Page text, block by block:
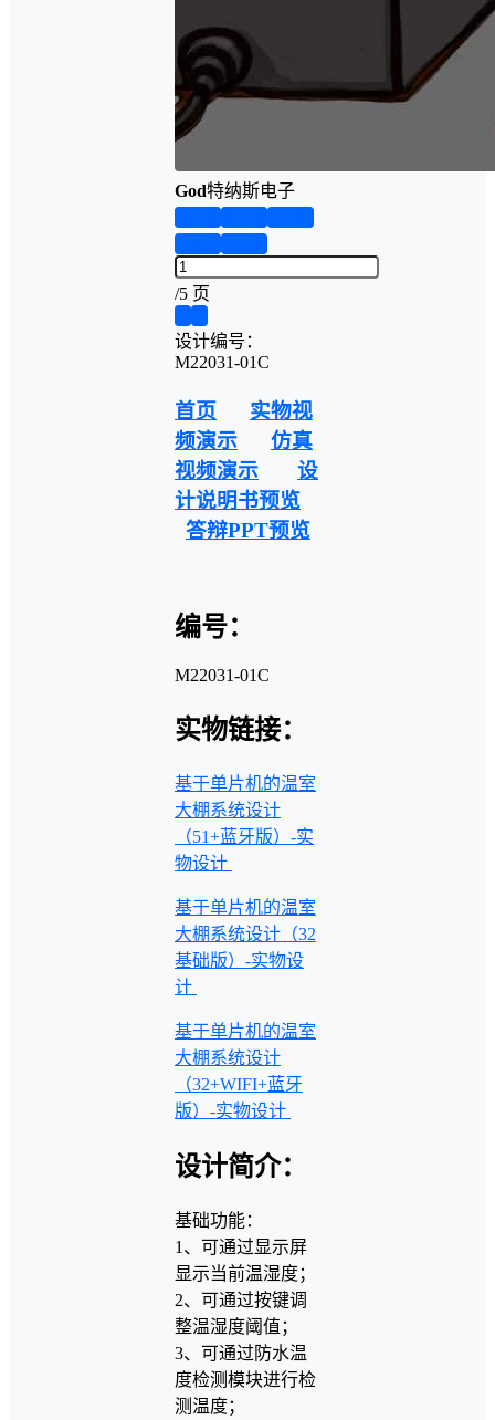
God特纳斯电子
/5 页
设计编号：
M22031-01C
首页
实物视
频演示
仿真
视频演示
设
计说明书预览
答辩PPT预览
编号：
M22031-01C
实物链接：
基于单片机的温室
大棚系统设计
（51+蓝牙版）-实
物设计
基于单片机的温室
大棚系统设计（32
基础版）-实物设
计
基于单片机的温室
大棚系统设计
（32+WIFI+蓝牙
版）-实物设计
设计简介：
基础功能：
1、可通过显示屏
显示当前温湿度；
2、可通过按键调
整温湿度阈值；
3、可通过防水温
度检测模块进行检
测温度；